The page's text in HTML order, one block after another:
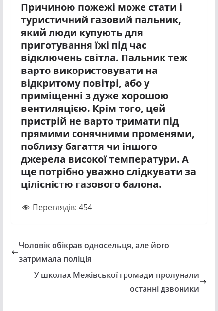
Причиною пожежі може стати і
туристичний газовий пальник,
який люди купують для
приготування їжі під час
відключень світла. Пальник теж
варто використовувати на
відкритому повітрі, або у
приміщенні з дуже хорошою
вентиляцією. Крім того, цей
пристрій не варто тримати під
прямими сонячними променями,
поблизу багаття чи іншого
джерела високої температури. А
ще потрібно уважно слідкувати за
цілісністю газового балона.
Переглядів: 454
Чоловік обікрав односельця, але його
затримала поліція
У школах Межівської громади пролунали
останні дзвоники